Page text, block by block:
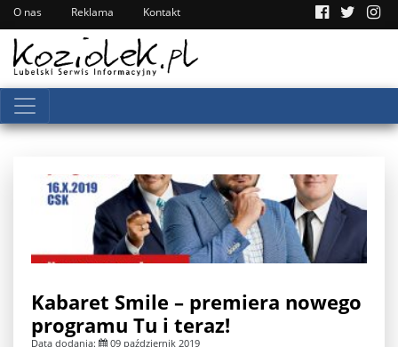
O nas Reklama Kontakt
Kabaret Smile – premiera nowego
programu Tu i teraz!
Data dodania: 09 październik 2019